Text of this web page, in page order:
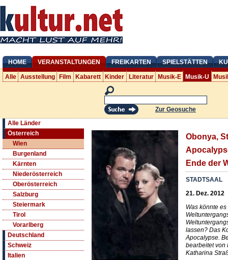
HOME VERANSTALTUNGEN FREIKARTEN SPIELSTÄTTEN
Alle Ausstellung Film Kabarett Kinder Literatur Musik-E Musik-U
Zur Geosuche
Alle Länder
Österreich
Wien
Burgenland
Kärnten
Niederösterreich
Oberösterreich
Salzburg
Steiermark
Tirol
Vorarlberg
Deutschland
Schweiz
Italien
Obonya,
Ende der
STADTSAAL
21. Dez. 2012
Was könnte
lassen? Das
Apocalypse.
bearbeitet von
Katharina